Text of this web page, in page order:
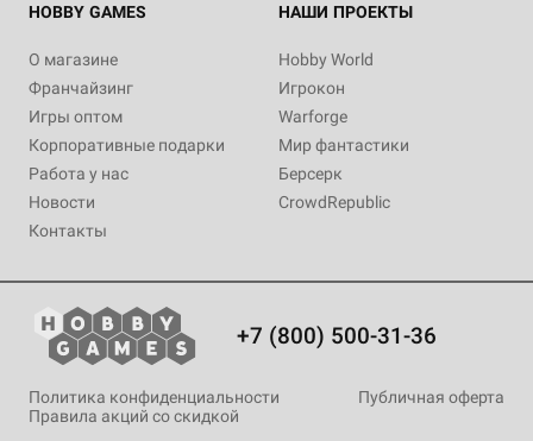
Уведомить о наличии
HOBBY GAMES
О магазине
Франчайзинг
Игры оптом
Корпоративные подарки
Работа у нас
Новости
Контакты
НАШИ ПРОЕКТЫ
Hobby World
Игрокон
Warforge
Мир фантастики
Берсерк
CrowdRepublic
+7 (800) 500-31-36
Политика конфиденциальности
Публичная оферта
Правила акций со скидкой